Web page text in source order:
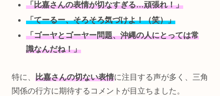
「比嘉さんの表情が切なすぎる…頑張れ！」
「てーるー、そろそろ気づけよ！（笑）」
「ゴーヤとゴーヤー問題、沖縄の人にとっては常
識なんだね！」
特に、 比嘉さんの切ない表情に注目する声が多く、三角
関係の行方に期待するコメントが目立ちました。